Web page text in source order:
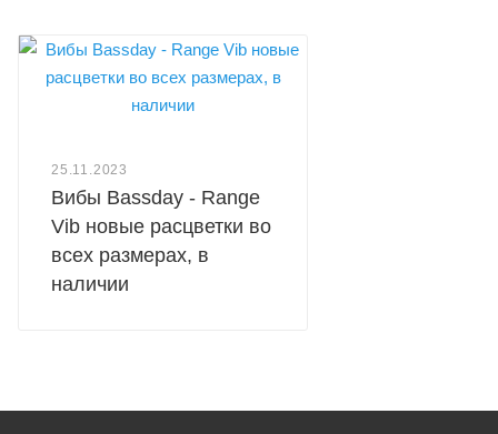
25.11.2023
Вибы Bassday - Range
Vib новые расцветки во
всех размерах, в
наличии